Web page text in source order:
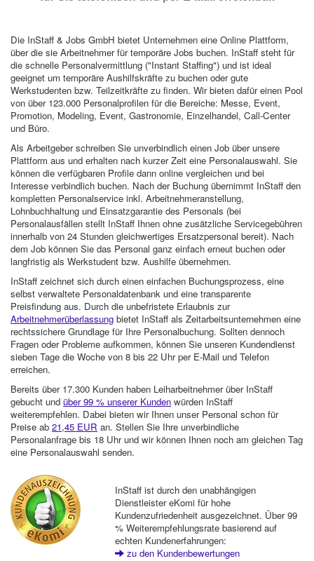
Die InStaff & Jobs GmbH bietet Unternehmen eine Online Plattform,
über die sie Arbeitnehmer für temporäre Jobs buchen. InStaff steht für
die schnelle Personalvermittlung ("Instant Staffing") und ist ideal
geeignet um temporäre Aushilfskräfte zu buchen oder gute
Werkstudenten bzw. Teilzeitkräfte zu finden. Wir bieten dafür einen Pool
von über 123.000 Personalprofilen für die Bereiche: Messe, Event,
Promotion, Modeling, Event, Gastronomie, Einzelhandel, Call-Center
und Büro.
Als Arbeitgeber schreiben Sie unverbindlich einen Job über unsere
Plattform aus und erhalten nach kurzer Zeit eine Personalauswahl. Sie
können die verfügbaren Profile dann online vergleichen und bei
Interesse verbindlich buchen. Nach der Buchung übernimmt InStaff den
kompletten Personalservice inkl. Arbeitnehmeranstellung,
Lohnbuchhaltung und Einsatzgarantie des Personals (bei
Personalausfällen stellt InStaff Ihnen ohne zusätzliche Servicegebühren
innerhalb von 24 Stunden gleichwertiges Ersatzpersonal bereit). Nach
dem Job können Sie das Personal ganz einfach erneut buchen oder
langfristig als Werkstudent bzw. Aushilfe übernehmen.
InStaff zeichnet sich durch einen einfachen Buchungsprozess, eine
selbst verwaltete Personaldatenbank und eine transparente
Preisfindung aus. Durch die unbefristete Erlaubnis zur
Arbeitnehmerüberlassung bietet InStaff als Zeitarbeitsunternehmen eine
rechtssichere Grundlage für Ihre Personalbuchung. Sollten dennoch
Fragen oder Probleme aufkommen, können Sie unseren Kundendienst
sieben Tage die Woche von 8 bis 22 Uhr per E-Mail und Telefon
erreichen.
Bereits über 17.300 Kunden haben Leiharbeitnehmer über InStaff
gebucht und über 99 % unserer Kunden würden InStaff
weiterempfehlen. Dabei bieten wir Ihnen unser Personal schon für
Preise ab 21,45 EUR an. Stellen Sie Ihre unverbindliche
Personalanfrage bis 18 Uhr und wir können Ihnen noch am gleichen Tag
eine Personalauswahl senden.
InStaff ist durch den unabhängigen
Dienstleister eKomi für hohe
Kundenzufriedenheit ausgezeichnet. Über 99
% Weiterempfehlungsrate basierend auf
echten Kundenerfahrungen:
zu den Kundenbewertungen